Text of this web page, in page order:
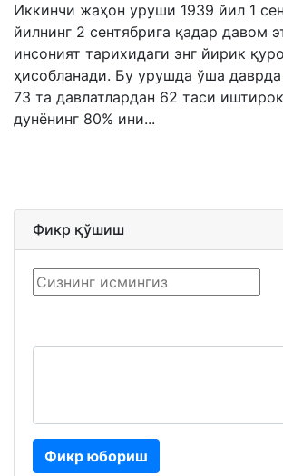
Иккинчи жаҳон уруши 1939 йил 1
йилнинг 2 сентябрига қадар давом
инсоният тарихидаги энг йирик
ҳисобланади. Бу урушда ўша
73 та давлатлардан 62 таси
дунёнинг 80% ини...
Фикр қўшиш
Фикр юбориш